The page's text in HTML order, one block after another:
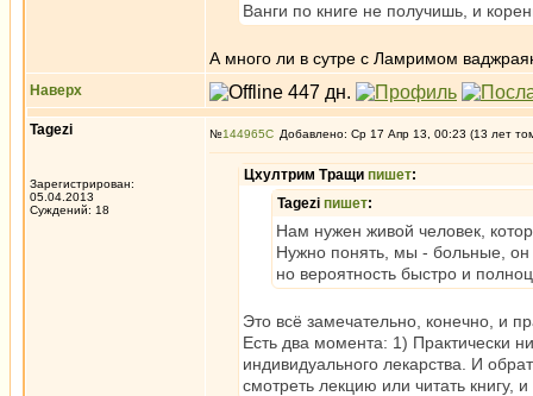
Ванги по книге не получишь, и
А много ли в сутре с Ламримом
Наверх
Tagezi
Зарегистрирован:
05.04.2013
Суждений: 18
№144965 Добавлено: Ср 17 Апр 13, 00:23 (13 лет
Цхултрим Тращи пишет:
Tagezi пишет:
Нам нужен живой человек,
Нужно понять, мы - больные, он
но вероятность быстро и
Это всё замечательно, конечно, и
Есть два момента: 1) Практически
индивидуального лекарства. И
смотреть лекцию или читать книгу,